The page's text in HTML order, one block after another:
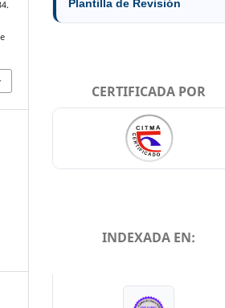
Plantilla de Revisión
CERTIFICADA POR
INDEXADA EN: